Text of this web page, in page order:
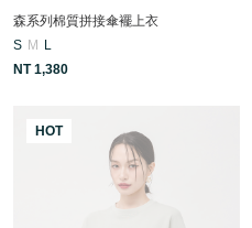
森系列棉質拼接傘襬上衣
S M L
NT 1,380
HOT